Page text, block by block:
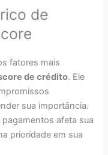
de
fatores mais
de crédito. Ele
sua importância.
afeta sua
prioridade em sua